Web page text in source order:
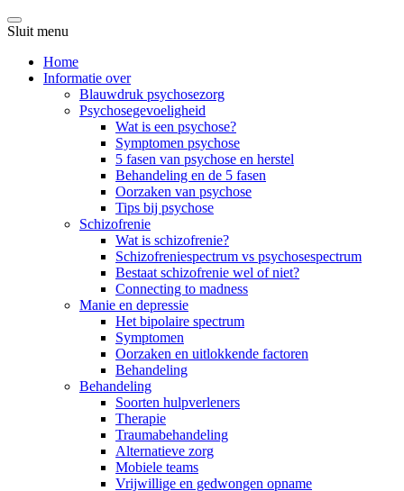
Sluit menu
Home
Informatie over
Blauwdruk psychosezorg
Psychosegevoeligheid
Wat is een psychose?
Symptomen psychose
5 fasen van psychose en herstel
Behandeling en de 5 fasen
Oorzaken van psychose
Tips bij psychose
Schizofrenie
Wat is schizofrenie?
Schizofreniespectrum vs psychosespectrum
Bestaat schizofrenie wel of niet?
Connecting to madness
Manie en depressie
Het bipolaire spectrum
Symptomen
Oorzaken en uitlokkende factoren
Behandeling
Behandeling
Soorten hulpverleners
Therapie
Traumabehandeling
Alternatieve zorg
Mobiele teams
Vrijwillige en gedwongen opname